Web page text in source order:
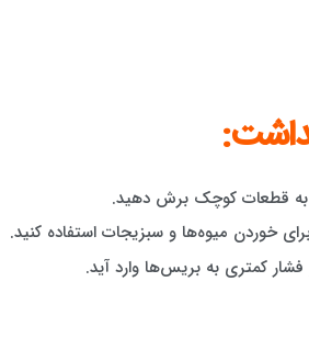
به قطعات کوچک برش دهید.
خوردن میوه‌ها و سبزیجات استفاده کنید.
کمتری به بریس‌ها وارد آید.